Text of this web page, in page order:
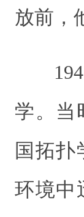
放前，
学。当
国拓扑
环境中